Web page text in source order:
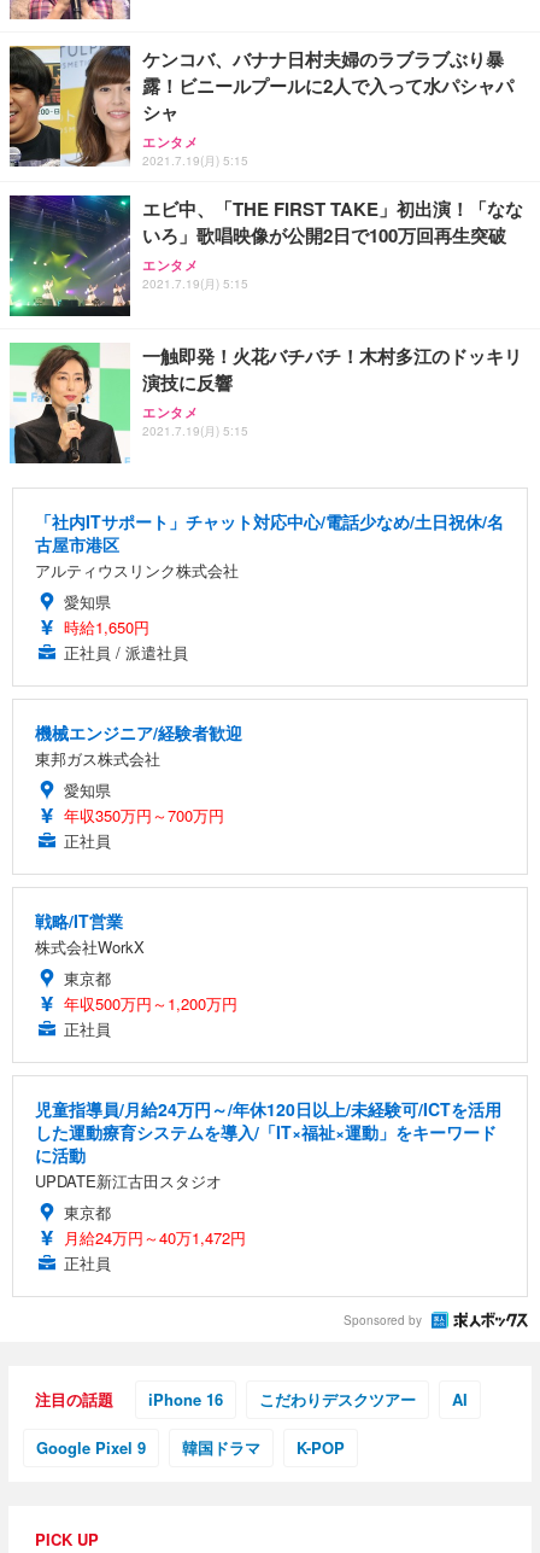
ケンコバ、バナナ日村夫婦のラブラブぶり暴
露！ビニールプールに2人で入って水パシャパ
シャ
エンタメ
2021.7.19(月) 5:15
エビ中、「THE FIRST TAKE」初出演！「なな
いろ」歌唱映像が公開2日で100万回再生突破
エンタメ
2021.7.19(月) 5:15
一触即発！火花バチバチ！木村多江のドッキリ
演技に反響
エンタメ
2021.7.19(月) 5:15
「社内ITサポート」チャット対応中心/電話少なめ/土日祝休/名
古屋市港区
アルティウスリンク株式会社
愛知県
時給1,650円
正社員 / 派遣社員
機械エンジニア/経験者歓迎
東邦ガス株式会社
愛知県
年収350万円～700万円
正社員
戦略/IT営業
株式会社WorkX
東京都
年収500万円～1,200万円
正社員
児童指導員/月給24万円～/年休120日以上/未経験可/ICTを活用
した運動療育システムを導入/「IT×福祉×運動」をキーワード
に活動
UPDATE新江古田スタジオ
東京都
月給24万円～40万1,472円
正社員
Sponsored by
注目の話題 iPhone 16 こだわりデスクツアー AI
Google Pixel 9 韓国ドラマ K-POP
PICK UP